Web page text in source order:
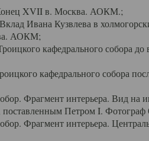
XVII в. Москва. АОКМ.;
Ивана Кузвлева в
АОКМ;
кафедрального собора
кафедрального собора
Фрагмент интерьера. Вид на
поставленным Петром I.
Фрагмент интерьера.